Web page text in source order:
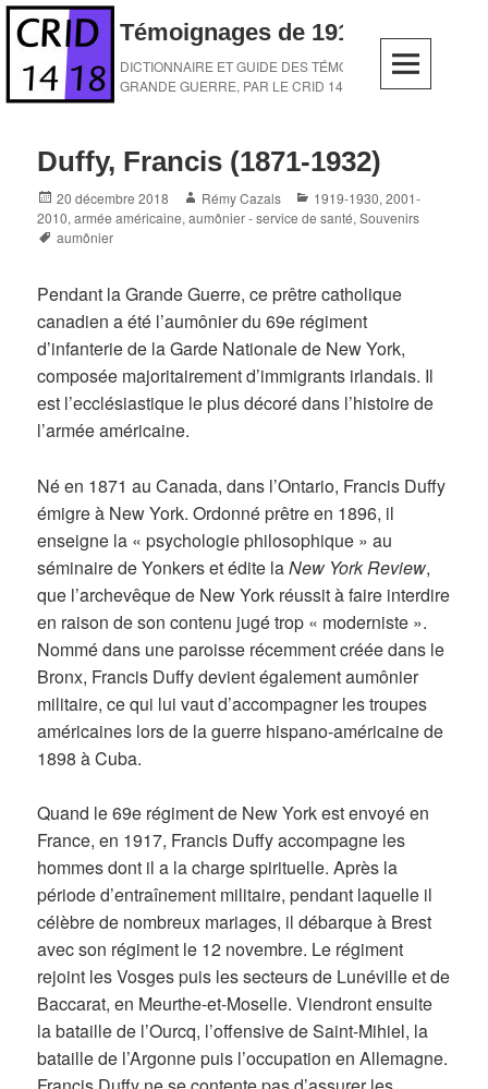
Skip
content
Témoignages de 1914-1918
DICTIONNAIRE ET GUIDE DES TÉMOINS DE LA
GRANDE GUERRE, PAR LE CRID 14-18
Duffy, Francis (1871-1932)
Posted
on
20 décembre 2018 Author
Rémy Cazals Categories
1919-1930,2001-
2010,armée américaine,aumônier - service de santé,Souvenirs
Tags
aumônier
Pendant la Grande Guerre, ce prêtre catholique
canadien a été l’aumônier du 69e régiment
d’infanterie de la Garde Nationale de New York,
composée majoritairement d’immigrants irlandais. Il
est l’ecclésiastique le plus décoré dans l’histoire de
l’armée américaine.
Né en 1871 au Canada, dans l’Ontario, Francis Duffy
émigre à New York. Ordonné prêtre en 1896, il
enseigne la « psychologie philosophique » au
séminaire de Yonkers et édite laNew York Review,
que l’archevêque de New York réussit à faire interdire
en raison de son contenu jugé trop « moderniste ».
Nommé dans une paroisse récemment créée dans le
Bronx, Francis Duffy devient également aumônier
militaire, ce qui lui vaut d’accompagner les troupes
américaines lors de la guerre hispano-américaine de
1898 à Cuba.
Quand le 69e régiment de New York est envoyé en
France, en 1917, Francis Duffy accompagne les
hommes dont il a la charge spirituelle. Après la
période d’entraînement militaire, pendant laquelle il
célèbre de nombreux mariages, il débarque à Brest
avec son régiment le 12 novembre. Le régiment
rejoint les Vosges puis les secteurs de Lunéville et de
Baccarat, en Meurthe-et-Moselle. Viendront ensuite
la bataille de l’Ourcq, l’offensive de Saint-Mihiel, la
bataille de l’Argonne puis l’occupation en Allemagne.